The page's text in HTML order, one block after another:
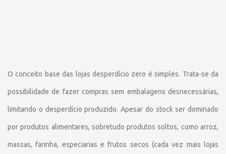
O conceito base das lojas desperdício zero é simples. Trata-se da
possibilidade de fazer compras sem embalagens desnecessárias,
limitando o desperdício produzido. Apesar do stock ser dominado
por produtos alimentares, sobretudo produtos soltos, como arroz,
massas, farinha, especiarias e frutos secos (cada vez mais lojas